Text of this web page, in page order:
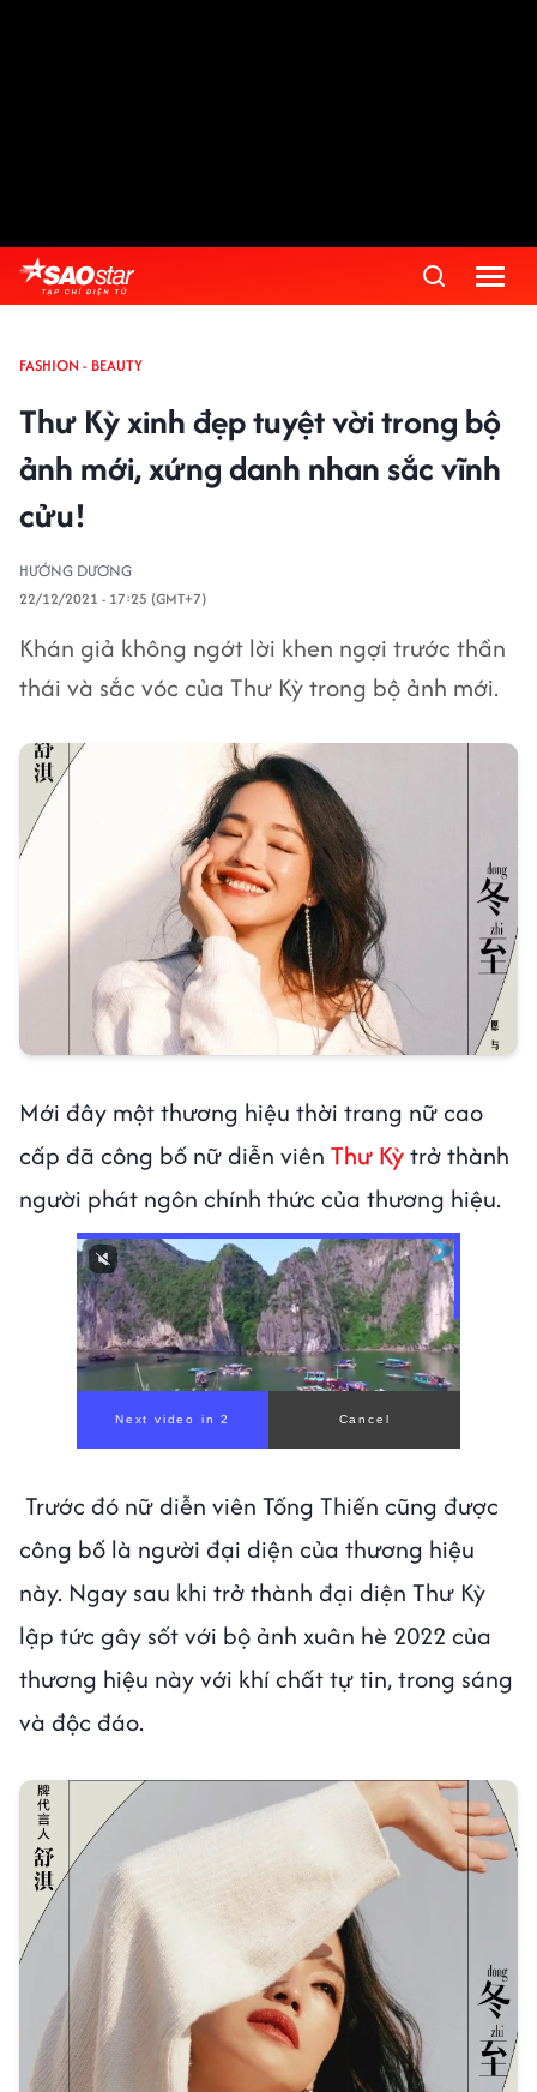
FASHION - BEAUTY
Thư Kỳ xinh đẹp tuyệt vời trong bộ
ảnh mới, xứng danh nhan sắc vĩnh
cửu!
HƯỚNG DƯƠNG
22/12/2021 - 17:25 (GMT+7)
Khán giả không ngớt lời khen ngợi trước thần
thái và sắc vóc của Thư Kỳ trong bộ ảnh mới.
Mới đây một thương hiệu thời trang nữ cao
cấp đã công bố nữ diễn viên Thư Kỳtrở thành
người phát ngôn chính thức của thương hiệu.
Trước đó nữ diễn viên Tống Thiến cũng được
công bố là người đại diện của thương hiệu
này. Ngay sau khi trở thành đại diện Thư Kỳ
lập tức gây sốt với bộ ảnh xuân hè 2022 của
thương hiệu này với khí chất tự tin, trong sáng
và độc đáo.